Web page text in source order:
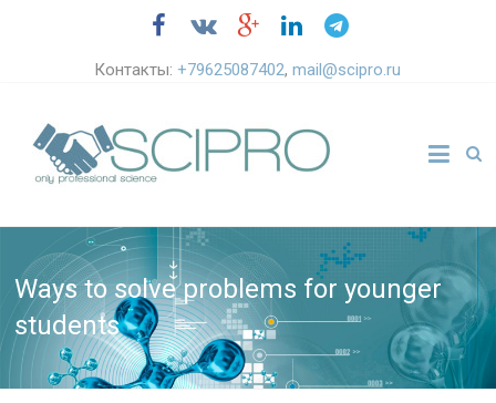
Контакты:+79625087402,mail@scipro.ru
Ways to solve problems for younger
students